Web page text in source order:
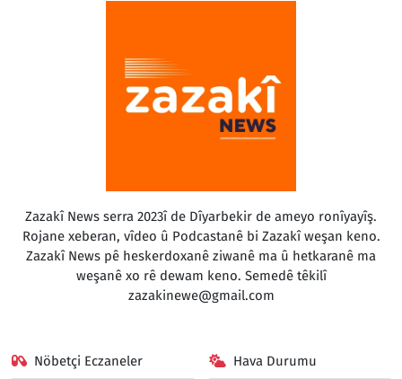
Zazakî News serra 2023î de Dîyarbekir de ameyo ronîyayîş.
Rojane xeberan, vîdeo û Podcastanê bi Zazakî weşan keno.
Zazakî News pê heskerdoxanê ziwanê ma û hetkaranê ma
weşanê xo rê dewam keno. Semedê têkilî
zazakinewe@gmail.com
Nöbetçi Eczaneler Hava Durumu